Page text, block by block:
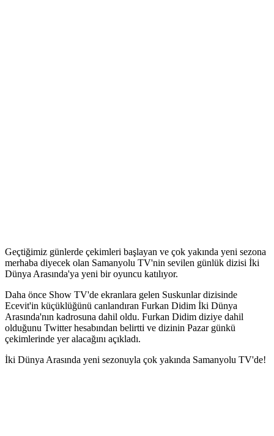
Geçtiğimiz günlerde çekimleri başlayan ve çok yakında yeni sezona
merhaba diyecek olan Samanyolu TV'nin sevilen günlük dizisi İki
Dünya Arasında'ya yeni bir oyuncu katılıyor.
Daha önce Show TV'de ekranlara gelen Suskunlar dizisinde
Ecevit'in küçüklüğünü canlandıran Furkan Didim İki Dünya
Arasında'nın kadrosuna dahil oldu. Furkan Didim diziye dahil
olduğunu Twitter hesabından belirtti ve dizinin Pazar günkü
çekimlerinde yer alacağını açıkladı.
İki Dünya Arasında yeni sezonuyla çok yakında Samanyolu TV'de!